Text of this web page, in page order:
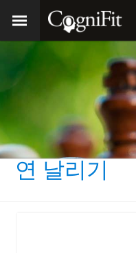
연 날리기